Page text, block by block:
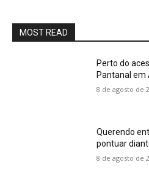
MOST READ
Perto do
Pantanal em
8 de agosto de
Querendo
pontuar
8 de agosto de